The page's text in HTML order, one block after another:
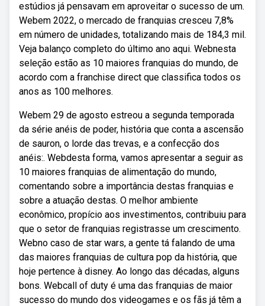
estúdios já pensavam em aproveitar o sucesso de um.
Webem 2022, o mercado de franquias cresceu 7,8%
em número de unidades, totalizando mais de 184,3 mil.
Veja balanço completo do último ano aqui. Webnesta
seleção estão as 10 maiores franquias do mundo, de
acordo com a franchise direct que classifica todos os
anos as 100 melhores.
Webem 29 de agosto estreou a segunda temporada
da série anéis de poder, história que conta a ascensão
de sauron, o lorde das trevas, e a confecção dos
anéis:. Webdesta forma, vamos apresentar a seguir as
10 maiores franquias de alimentação do mundo,
comentando sobre a importância destas franquias e
sobre a atuação destas. O melhor ambiente
econômico, propício aos investimentos, contribuiu para
que o setor de franquias registrasse um crescimento.
Webno caso de star wars, a gente tá falando de uma
das maiores franquias de cultura pop da história, que
hoje pertence à disney. Ao longo das décadas, alguns
bons. Webcall of duty é uma das franquias de maior
sucesso do mundo dos videogames e os fãs já têm a